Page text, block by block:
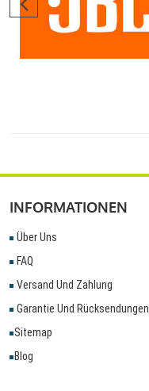
INFORMATIONEN
Über Uns
FAQ
Versand Und Zahlung
Garantie Und Rücksendungen
Sitemap
Blog